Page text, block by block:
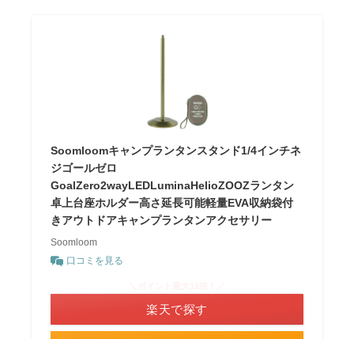
Soomloomキャンプランタンスタンド1/4インチネ
ジゴールゼロ
GoalZero2wayLEDLuminaHelioZOOZランタン
卓上台座ホルダー高さ延長可能軽量EVA収納袋付
きアウトドアキャンプランタンアクセサリー
Soomloom
口コミを見る
楽天で探す